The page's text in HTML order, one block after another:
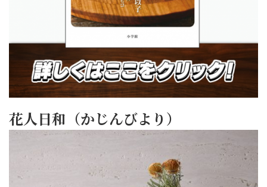
花人日和（かじんびより）